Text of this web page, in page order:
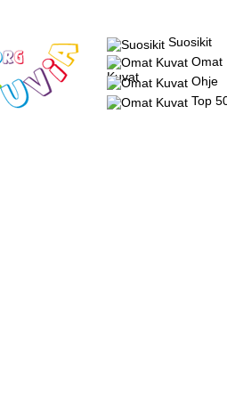
Suosikit
Omat
Kuvat
Ohje
Top